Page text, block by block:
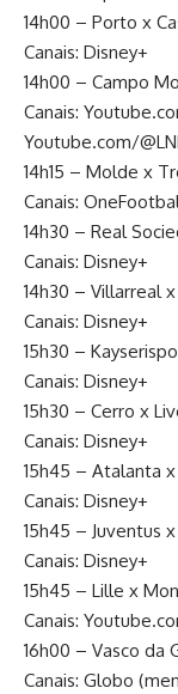
14h00 – Porto x
Canais: Disney+
14h00 – Campo
Canais:
Youtube.com/
14h15 – Molde x
Canais:
14h30 – Real
Canais: Disney+
14h30 – Villarreal
Canais: Disney+
15h30 –
Canais: Disney+
15h30 – Cerro x
Canais: Disney+
15h45 – Atalanta
Canais: Disney+
15h45 – Juventus
Canais: Disney+
15h45 – Lille x
Canais:
16h00 – Vasco da
Canais: Globo